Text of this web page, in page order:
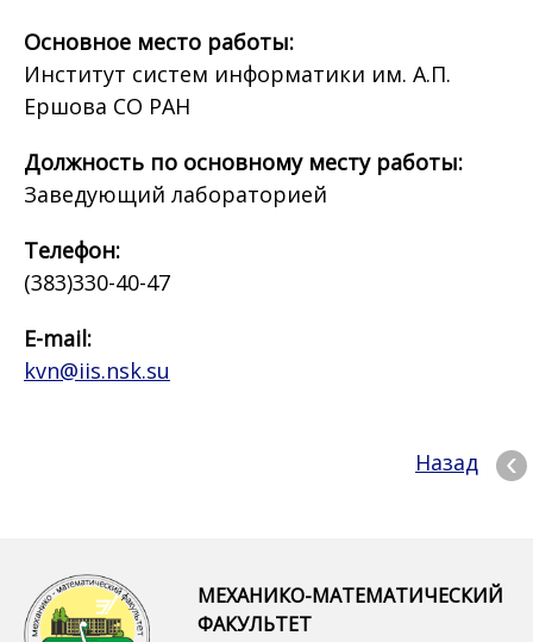
Основное место работы:
Институт систем информатики им. А.П.
Ершова СО РАН
Должность по основному месту работы:
Заведующий лабораторией
Телефон:
(383)330-40-47
E-mail:
kvn@iis.nsk.su
Назад
МЕХАНИКО-МАТЕМАТИЧЕСКИЙ
ФАКУЛЬТЕТ